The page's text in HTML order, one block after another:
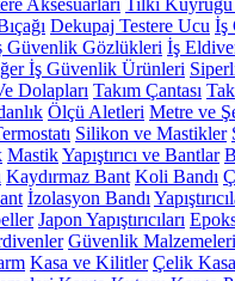
Aksesuarları Tilki Kuyruğu
Dekupaj Testere Ucu İş
Güvenlik Gözlükleri İş
İş Güvenlik Ürünleri
Dolapları Takım Çantası
Ölçü Aletleri Metre ve
Silikon ve Mastikler
MastikYapıştırıcı ve Bantlar
Kaydırmaz Bant Koli Bandı
İzolasyon Bandı
Japon Yapıştırıcıları
Güvenlik Malzemeleri
Kasa ve Kilitler Çelik Kasa